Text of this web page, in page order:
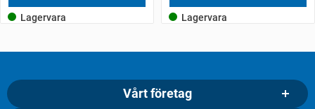
Lagervara Lagervara
Vårt företag